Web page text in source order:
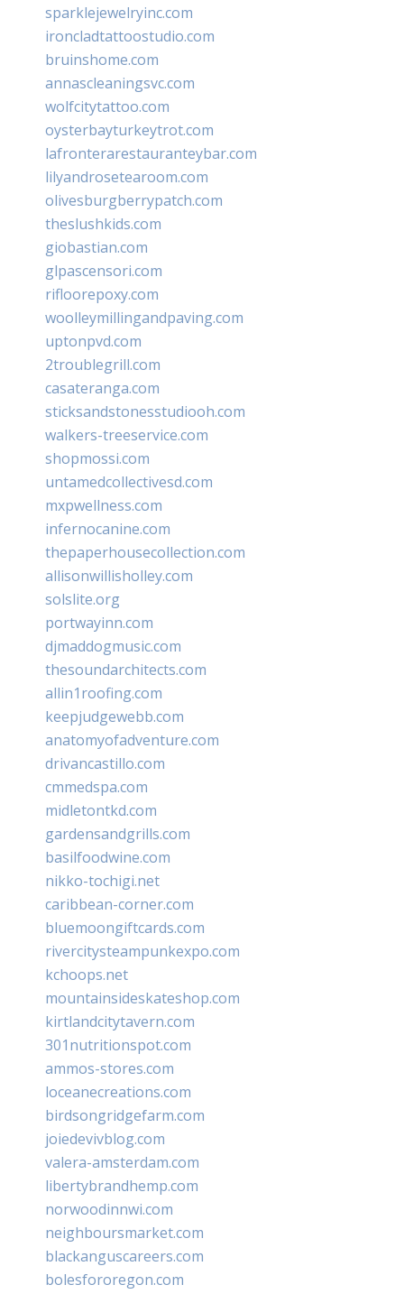
sparklejewelryinc.com
ironcladtattoostudio.com
bruinshome.com
annascleaningsvc.com
wolfcitytattoo.com
oysterbayturkeytrot.com
lafronterarestauranteybar.com
lilyandrosetearoom.com
olivesburgberrypatch.com
theslushkids.com
giobastian.com
glpascensori.com
rifloorepoxy.com
woolleymillingandpaving.com
uptonpvd.com
2troublegrill.com
casateranga.com
sticksandstonesstudiooh.com
walkers-treeservice.com
shopmossi.com
untamedcollectivesd.com
mxpwellness.com
infernocanine.com
thepaperhousecollection.com
allisonwillisholley.com
solslite.org
portwayinn.com
djmaddogmusic.com
thesoundarchitects.com
allin1roofing.com
keepjudgewebb.com
anatomyofadventure.com
drivancastillo.com
cmmedspa.com
midletontkd.com
gardensandgrills.com
basilfoodwine.com
nikko-tochigi.net
caribbean-corner.com
bluemoongiftcards.com
rivercitysteampunkexpo.com
kchoops.net
mountainsideskateshop.com
kirtlandcitytavern.com
301nutritionspot.com
ammos-stores.com
loceanecreations.com
birdsongridgefarm.com
joiedevivblog.com
valera-amsterdam.com
libertybrandhemp.com
norwoodinnwi.com
neighboursmarket.com
blackanguscareers.com
bolesfororegon.com